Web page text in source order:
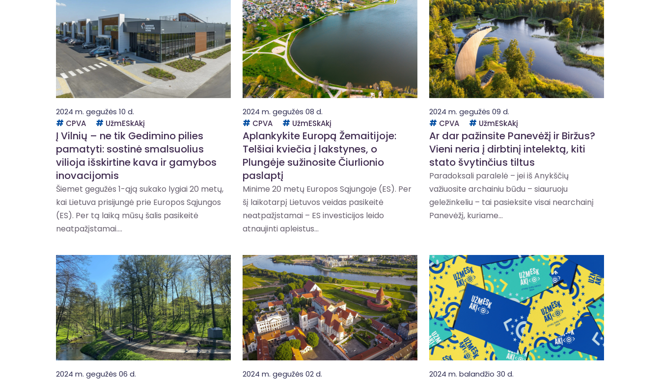
2024 m. gegužės 10 d.
CPVA
UžmESkAkį
Į Vilnių – ne tik Gedimino pilies
pamatyti: sostinė smalsuolius
vilioja išskirtine kava ir gamybos
inovacijomis
Šiemet gegužės 1-ąją sukako lygiai 20 metų,
kai Lietuva prisijungė prie Europos Sąjungos
(ES). Per tą laiką mūsų šalis pasikeitė
neatpažįstamai....
2024 m. gegužės 08 d.
CPVA
UžmESkAkį
Aplankykite Europą Žemaitijoje:
Telšiai kviečia į lakstynes, o
Plungėje sužinosite Čiurlionio
paslaptį
Minime 20 metų Europos Sąjungoje (ES). Per
šį laikotarpį Lietuvos veidas pasikeitė
neatpažįstamai – ES investicijos leido
atnaujinti apleistus...
2024 m. gegužės 09 d.
CPVA
UžmESkAkį
Ar dar pažinsite Panevėžį ir Biržus?
Vieni neria į dirbtinį intelektą, kiti
stato švytinčius tiltus
Paradoksali paralelė – jei iš Anykščių
važiuosite archainiu būdu – siauruoju
geležinkeliu – tai pasieksite visai nearchainį
Panevėžį, kuriame...
2024 m. gegužės 06 d.
2024 m. gegužės 02 d.
2024 m. balandžio 30 d.